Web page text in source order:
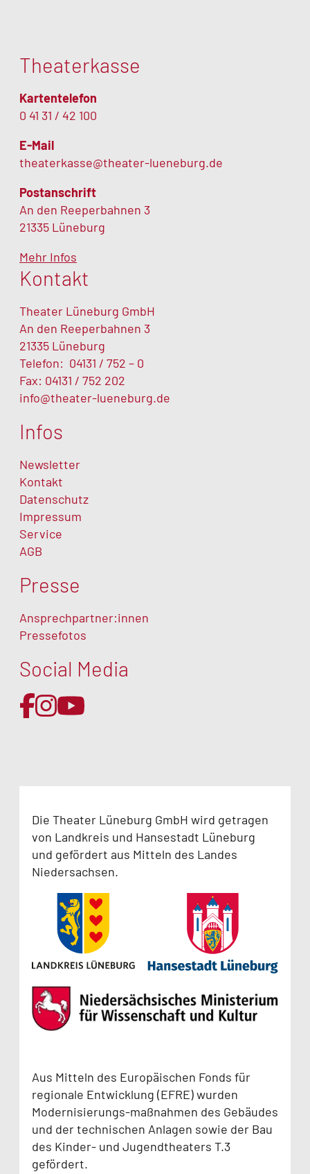
Theaterkasse
Kartentelefon
0 41 31 / 42 100
E-Mail
theaterkasse@theater-lueneburg.de
Postanschrift
An den Reeperbahnen 3
21335 Lüneburg
Mehr Infos
Kontakt
Theater Lüneburg GmbH
An den Reeperbahnen 3
21335 Lüneburg
Telefon: 04131 / 752 – 0
Fax: 04131 / 752 202
info@theater-lueneburg.de
Infos
Newsletter
Kontakt
Datenschutz
Impressum
Service
AGB
Presse
Ansprechpartner:innen
Pressefotos
Social Media
Die Theater Lüneburg GmbH wird getragen
von Landkreis und Hansestadt Lüneburg
und gefördert aus Mitteln des Landes
Niedersachsen.
Aus Mitteln des Europäischen Fonds für
regionale Entwicklung (EFRE) wurden
Modernisierungs-maßnahmen des Gebäudes
und der technischen Anlagen sowie der Bau
des Kinder- und Jugendtheaters T.3
gefördert.